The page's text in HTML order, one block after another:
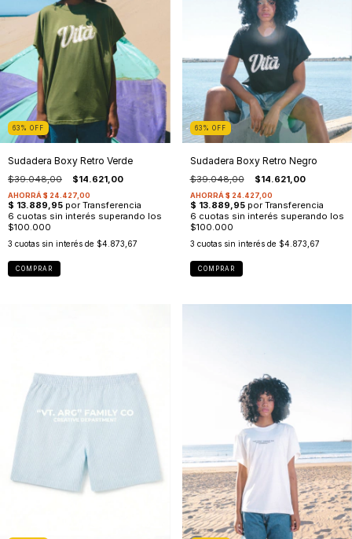
63 % OFF
Sudadera Boxy Retro Verde
$39.048,00 $14.621,00
3 cuotas sin interés de $4.873,67
COMPRAR
63 % OFF
Sudadera Boxy Retro Negro
$39.048,00 $14.621,00
3 cuotas sin interés de $4.873,67
COMPRAR